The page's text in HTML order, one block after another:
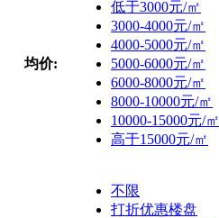
均价:
低于3000元/㎡
3000-4000元/㎡
4000-5000元/㎡
5000-6000元/㎡
6000-8000元/㎡
8000-10000元/㎡
10000-15000元/㎡
高于15000元/㎡
不限
打折优惠楼盘